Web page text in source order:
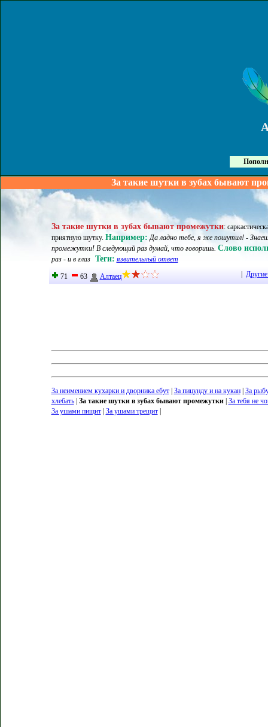
За такие шутки в зубах бывают
За такие шутки в зубах бывают промежутки:
приятную шутку. Например: Да ладно тебе, я же пошутил! -
промежутки! В следующий раз думай, что говоришь. Слово
раз - и в глаз Теги: язвительный ответ
71 63 Алтаец
За неимением кухарки и дворника ебут| За пицунду и на кукан| За
хлебать| За такие шутки в зубах бывают промежутки| За тебя не
За ушами пищит| За ушами трещит|